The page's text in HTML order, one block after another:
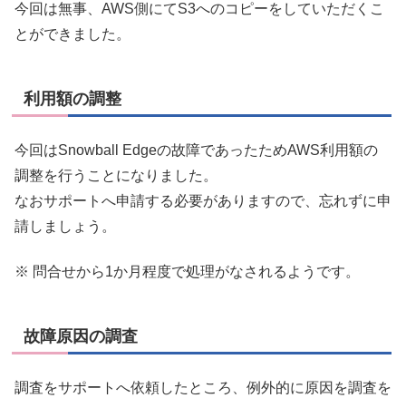
今回は無事、AWS側にてS3へのコピーをしていただくこ
とができました。
利用額の調整
今回はSnowball Edgeの故障であったためAWS利用額の
調整を行うことになりました。
なおサポートへ申請する必要がありますので、忘れずに申
請しましょう。
※ 問合せから1か月程度で処理がなされるようです。
故障原因の調査
調査をサポートへ依頼したところ、例外的に原因を調査を